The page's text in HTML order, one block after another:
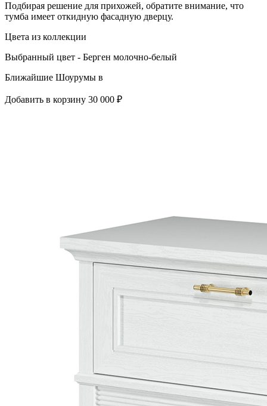
Подбирая решение для прихожей, обратите внимание, что
тумба имеет откидную фасадную дверцу.
Цвета из коллекции
Выбранный цвет - Берген молочно-белый
Ближайшие Шоурумы в
Добавить в корзину 30 000 ₽